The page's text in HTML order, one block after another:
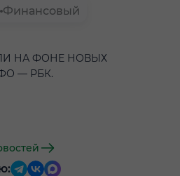
Финансовый
НА ФОНЕ НОВЫХ
— РБК.